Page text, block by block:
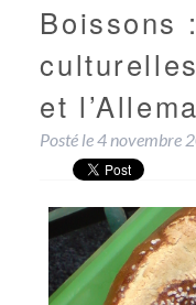
Boissons
et
Posté le4 novembre